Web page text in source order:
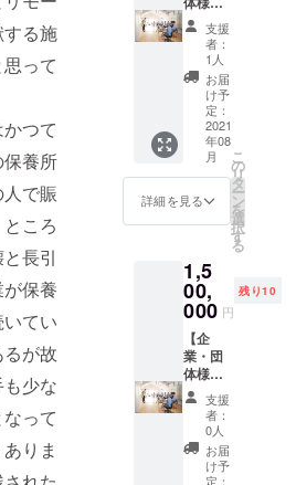
する施
って
つて
養所
で賑
ころ
長引
保養
てい
が故
少な
って
りま
で、車
でお越
しの場
合は事
前にお
知らせ
くださ
い。 電
車でお
越しの
13:00発
の東京
り子号
に乗っ
て、伊
豆高原
駅15:06
着。こ
の電車
に乗っ
てもら
えば駅
まで車
で迎え
は15時
以降。
イベン
トは19
時ス
ター
ト。
チェッ
クアウ
トは翌
時。 車
でお越
可能で
すが、
駐車場
の関係
で、車
でお越
しの場
合は事
前にお
知らせ
くださ
ださ
い。
（希望
日程は
先着順
とさせ
て頂き
ます。
第一希
望に沿
えない
可能性
了承く
ださ
い。）
チェッ
クイン
は15時
以降。
イベン
トは19
時ス
ター
ト。
連泊以
上での
ご予約
をお願
いしま
す。 宿
泊、温
泉付。
食事は
付きま
せんの
で、別
途ご注
か、ご
自身で
ご用意
くださ
い。近
くのレ
ストラ
ン等を
ご紹介
するこ
ともで
きま
す。 こ
（客室
18部
屋） ・
1泊2
日 温
泉、
BBQ場
利用可
能（食
材は持
ち込み
可）、
スタジ
目的
ルー
ム）、
宴会場
（和
室）貸
切 ・滞
在中の
様子の
動画撮
影、
データ
で納品
伊豆高
原が全
力で応
援、お
祝いし
ます！
1日1組
限定貸
切1泊2
日（前
泊もし
くは後
泊） 定
泊40人
まで、
当日参
加者70
人ま
で ク
ラウド
ファン
ディン
グ限定
プラン
従業員
専用エ
け】最
高・最
強の貸
切合宿
を提
供。プ
ロの
ファシ
リテー
タが御
社の会
議を
ファシ
トしま
す。2泊
3日で御
社の課
題を解
決しま
しょ
う！ 1
日1組限
定貸切2
泊3日
(定員60
人ま
支援
者：
1人
お届
け予
定：
2021
年08
月
詳細を見る
こ
の
リ
タ
ー
ン
を
選
択
す
る
1,5
00,
000 円
残り10
【企
業・団
体様向
け】1週
間ぶち
抜き団
体貸切
利用 1
日1組限
支援
者：
0人
お届
け予
定：